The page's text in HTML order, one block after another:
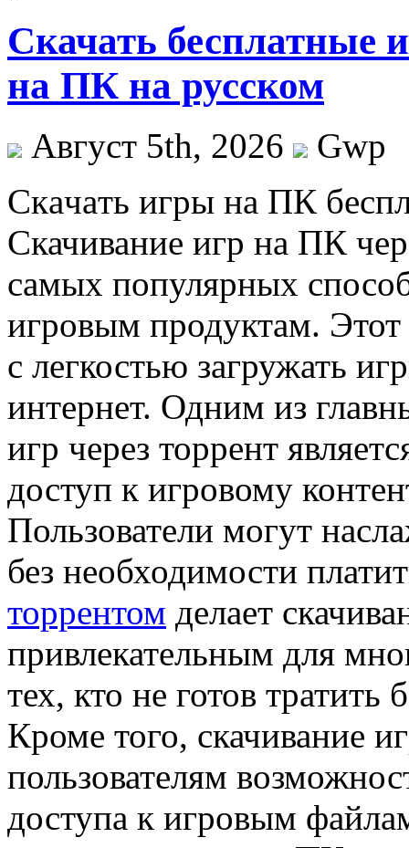
Скачать
на ПК на русском
Август 5th, 2026
Gwp
Скaчaть игры нa ПК
Скачивание игр на ПК
самых популярных
игровым продуктам. Этот
с легкостью загружать
интернет. Одним из
игр через торрент
доступ к игровому
Пользователи могут
без необходимости
торрентом делает
привлекательным для
тех, кто не готов
Кроме того, скачивание
пользователям
доступа к игровым